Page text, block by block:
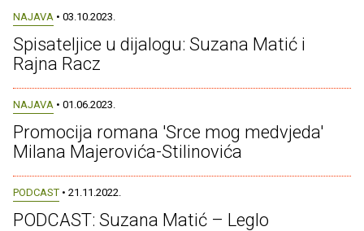
NAJAVA • 03.10.2023.
Spisateljice u dijalogu: Suzana Matić i
Rajna Racz
NAJAVA • 01.06.2023.
Promocija romana 'Srce mog medvjeda'
Milana Majerovića-Stilinovića
PODCAST • 21.11.2022.
PODCAST: Suzana Matić – Leglo